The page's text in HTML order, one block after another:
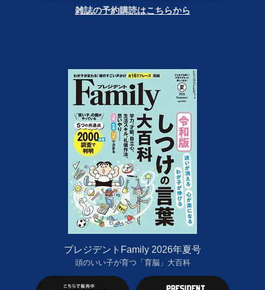
雑誌の予約購読はこちらから
プレジデントFamily 2026年夏号
頭のいい子が育つ「育脳」大百科